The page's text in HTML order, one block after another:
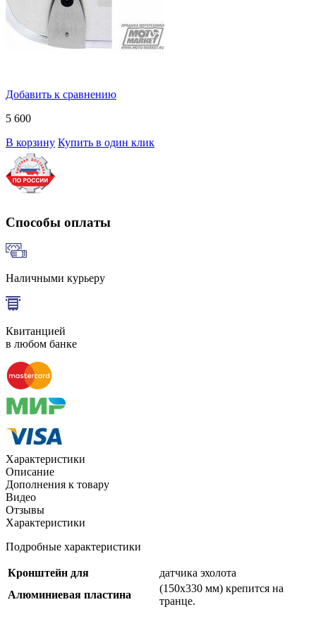
Добавить к сравнению
5 600
В корзину Купить в один клик
Способы оплаты
Наличными курьеру
Квитанцией
в любом банке
Характеристики
Описание
Дополнения к товару
Видео
Отзывы
Характеристики
Подробные характеристики
Кронштейн для
датчика эхолота
Алюминиевая пластина
(150x330 мм) крепится на
транце.